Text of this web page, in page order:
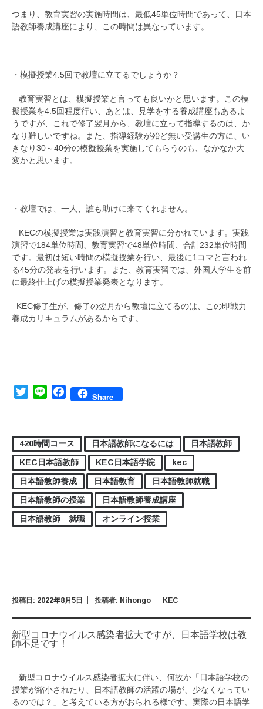
つまり、教育実習の実施時間は、最低45単位時間であって、日本
語教師養成講座により、この時間は異なっています。
・模擬授業4.5回で教壇に立てるでしょうか？
教育実習とは、模擬授業と言っても良いかと思います。この模
擬授業を4.5回程度行い、あとは、見学をする養成講座もあるよ
うですが、これで修了翌月から、教壇に立って指導するのは、か
なり難しいですね。また、指導経験が殆ど無い受講生の方に、い
きなり30～40分の模擬授業を実施してもらうのも、なかなか大
変かと思います。
・教壇では、一人、誰も助けに来てくれません。
KECの模擬授業は実践演習と教育実習に分かれています。実践
演習で184単位時間、教育実習で48単位時間、合計232単位時間
です。最初は短い時間の模擬授業を行い、最後に1コマと言われ
る45分の発表を行います。また、教育実習では、外国人学生を前
に最終仕上げの模擬授業発表となります。
KEC修了生が、修了の翌月から教壇に立てるのは、この即戦力
養成カリキュラムがあるからです。
TwitterLine FacebookShare
420時間コース 日本語教師になるには
日本語教師
KEC日本語教師
KEC日本語学院
kec
日本語教師養成
日本語教育
日本語教師就職
日本語教師の授業
日本語教師養成講座
日本語教師 就職
オンライン授業
投稿日: 2022年8月5日 投稿者: Nihongo KEC
新型コロナウイルス感染者拡大ですが、日本語学校は教
師不足です！
新型コロナウイルス感染者拡大に伴い、何故か「日本語学校の
授業が縮小されたり、日本語教師の活躍の場が、少なくなってい
るのでは？」と考えている方がおられる様です。実際の日本語学